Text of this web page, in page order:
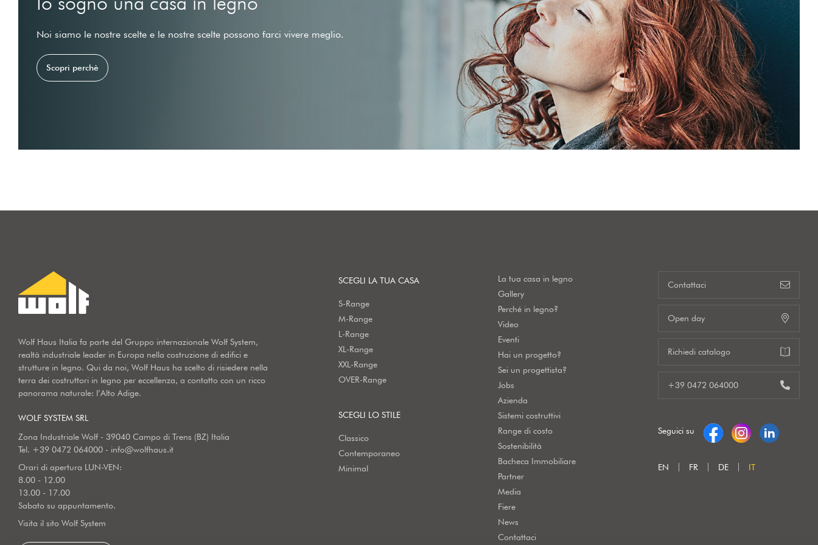
Noi siamo le nostre scelte e le nostre scelte possono farci vivere meglio.
Scopri perchè
Wolf Haus Italia fa parte del Gruppo internazionale Wolf System,
realtà industriale leader in Europa nella costruzione di edifici e
strutture in legno. Qui da noi, Wolf Haus ha scelto di risiedere nella
terra dei costruttori in legno per eccellenza, a contatto con un ricco
panorama naturale: l’Alto Adige.
WOLF SYSTEM SRL
Zona Industriale Wolf - 39040 Campo di Trens (BZ) Italia
Tel. +39 0472 064000 - info@wolfhaus.it
Orari di apertura LUN-VEN:
8.00 - 12.00
13.00 - 17.00
Sabato su appuntamento.
Visita il sito Wolf System
SCEGLI LA TUA CASA
S-Range
M-Range
L-Range
XL-Range
XXL-Range
OVER-Range
SCEGLI LO STILE
Classico
Contemporaneo
Minimal
La tua casa in legno
Gallery
Perché in legno?
Video
Eventi
Hai un progetto?
Sei un progettista?
Jobs
Azienda
Sistemi costruttivi
Range di costo
Sostenibilità
Bacheca Immobiliare
Partner
Media
Fiere
News
Contattaci
Contattaci
Open day
Richiedi catalogo
+39 0472 064000
Seguici su
EN FR DE IT